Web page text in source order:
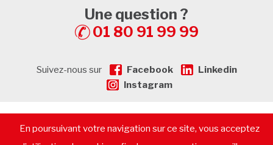
Une question ?
01 80 91 99 99
Suivez-nous sur Facebook
Linkedin
Instagram
© 2026 - CommerceImmo.fr - Tous droits réservés -Mentions
légales
- Plan de Site Recrutement Calculatrice de prêt
En poursuivant votre navigation sur ce site, vous acceptez